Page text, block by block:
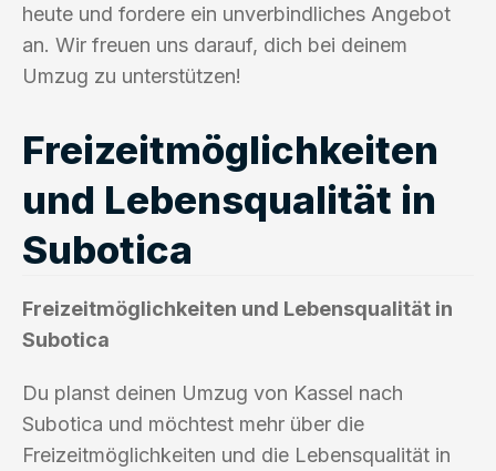
heute und fordere ein unverbindliches Angebot
an. Wir freuen uns darauf, dich bei deinem
Umzug zu unterstützen!
Freizeitmöglichkeiten
und Lebensqualität in
Subotica
Freizeitmöglichkeiten und Lebensqualität in
Subotica
Du planst deinen Umzug von Kassel nach
Subotica und möchtest mehr über die
Freizeitmöglichkeiten und die Lebensqualität in